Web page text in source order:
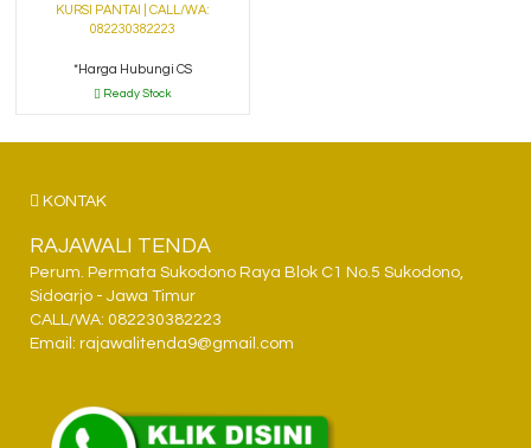
KURSI PANTAI | CALL/WA:
082230382223
*Harga Hubungi CS
Ready Stock
KONTAK
RAJAWALI TENDA
Perum. Permata Sukodono Raya Blok C1 No.5 Sukodono,
Sidoarjo - Jawa Timur
CALL/WA: 082230382223
Email: rajawalitenda9@gmail.com